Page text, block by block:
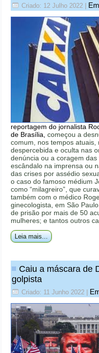
Criado: 12 Julho 2022
reportagem do jornalista
de Brasília, começou a
comum, nos tempos
despercebida e oculta nas
denúncia ou a coragem
escândalo na imprensa ou
das crises por assédio
o caso do famoso médium
como “milagreiro”, que
também com o médico
ginecologista, em São
de prisão por mais de 50
mulheres; e tantos outros
Leia mais...
Caiu a máscara de
golpista
Criado: 11 Junho 2022